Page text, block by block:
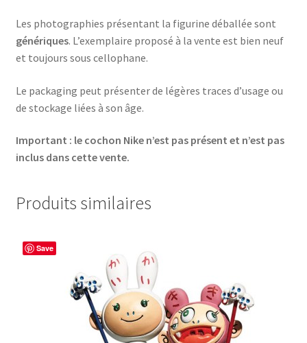
Les photographies présentant la figurine déballée sont
génériques. L’exemplaire proposé à la vente est bien neuf
et toujours sous cellophane.
Le packaging peut présenter de légères traces d’usage ou
de stockage liées à son âge.
Important : le cochon Nike n’est pas présent et n’est pas
inclus dans cette vente.
Produits similaires
Save